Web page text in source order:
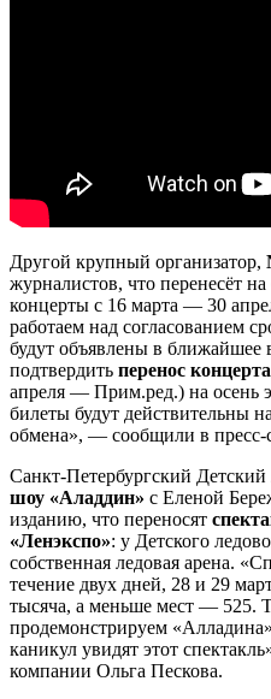
Другой крупный организатор,
журналистов, что перенесёт
концерты с 16 марта — 30
работаем над согласованием
будут объявлены в
подтвердить перенос
апреля — Прим.ред.) на осень
билеты будут действительны
обмена», — сообщили в пресс-
Санкт-Петербургский Детский
шоу «Аладдин» с Еленой
изданию, что переносят
«Ленэкспо»: у Детского
собственная ледовая арена.
течение двух дней, 28 и 29
тысяча, а меньше мест — 525.
продемонстрируем
каникул увидят этот
компании Ольга Пескова.